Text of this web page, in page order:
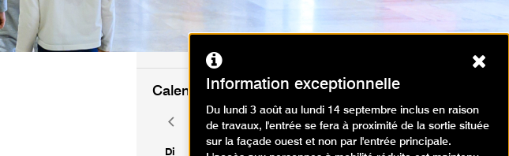
Calendrier des événements
mai 2026
Di Lu Ma Ve Sa
Mois
précédent
Mois
suivant
Information exceptionnelle
Du lundi 3 août au lundi 14 septembre inclus en raison
de travaux, l'entrée se fera à proximité de la sortie située
sur la façade ouest et non par l'entrée principale.